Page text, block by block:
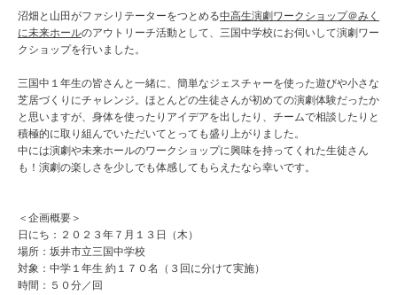
沼畑と山田がファシリテーターをつとめる中高生演劇ワークショップ＠みく
に未来ホールのアウトリーチ活動として、三国中学校にお伺いして演劇ワー
クショップを行いました。
三国中１年生の皆さんと一緒に、簡単なジェスチャーを使った遊びや小さな
芝居づくりにチャレンジ。ほとんどの生徒さんが初めての演劇体験だったか
と思いますが、身体を使ったりアイデアを出したり、チームで相談したりと
積極的に取り組んでいただいてとっても盛り上がりました。
中には演劇や未来ホールのワークショップに興味を持ってくれた生徒さん
も！演劇の楽しさを少しでも体感してもらえたなら幸いです。
＜企画概要＞
日にち：２０２３年７月１３日（木）
場所：坂井市立三国中学校
対象：中学１年生 約１７０名（３回に分けて実施）
時間：５０分／回